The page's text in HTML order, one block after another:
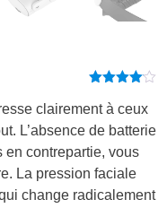
sur 5
clairement à ceux
L’absence de batterie
en contrepartie, vous
La pression faciale
change radicalement